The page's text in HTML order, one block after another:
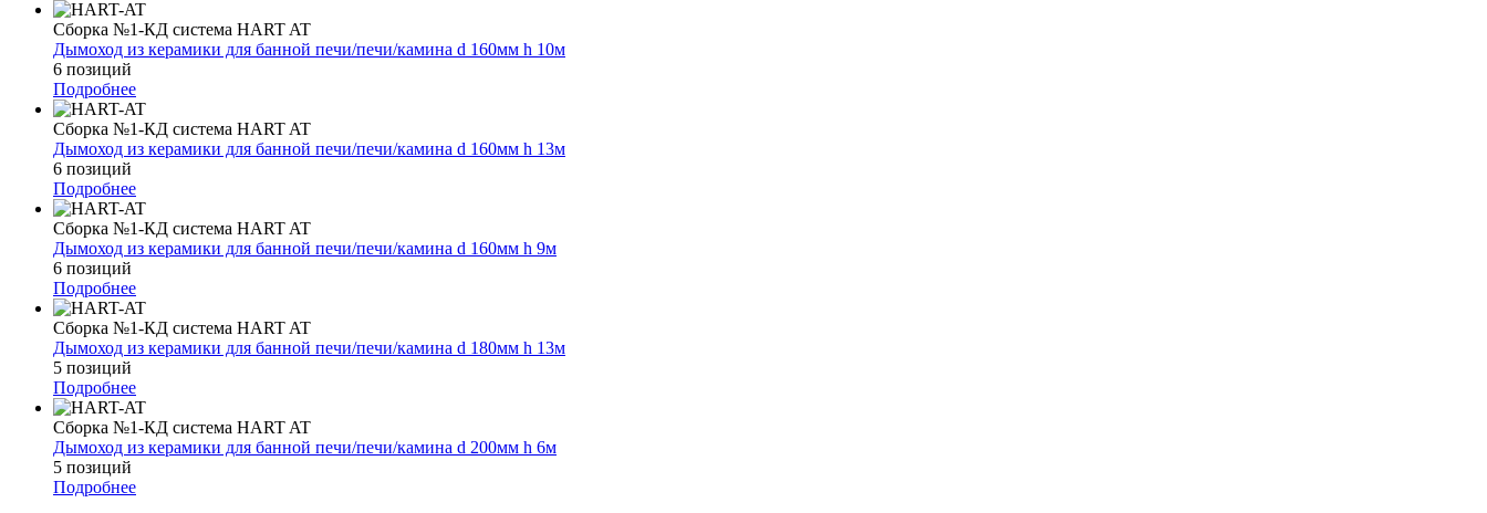
Сборка №1-КД система HART AT
Дымоход из керамики для банной печи/печи/камина d 160мм h 10м
6 позиций
Подробнее
Сборка №1-КД система HART AT
Дымоход из керамики для банной печи/печи/камина d 160мм h 13м
6 позиций
Подробнее
Сборка №1-КД система HART AT
Дымоход из керамики для банной печи/печи/камина d 160мм h 9м
6 позиций
Подробнее
Сборка №1-КД система HART AT
Дымоход из керамики для банной печи/печи/камина d 180мм h 13м
5 позиций
Подробнее
Сборка №1-КД система HART AT
Дымоход из керамики для банной печи/печи/камина d 200мм h 6м
5 позиций
Подробнее